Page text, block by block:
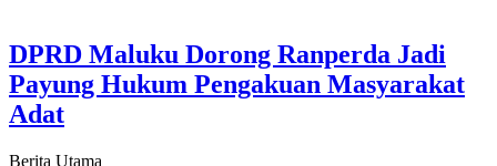
DPRD Maluku Dorong Ranperda Jadi
Payung Hukum Pengakuan Masyarakat
Adat
Berita Utama